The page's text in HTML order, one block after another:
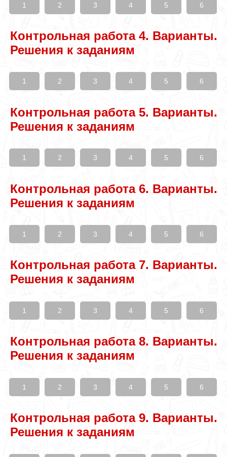
1 2 3 4 5 6
Контрольная работа 4. Варианты.
Решения к заданиям
1 2 3 4 5 6
Контрольная работа 5. Варианты.
Решения к заданиям
1 2 3 4 5 6
Контрольная работа 6. Варианты.
Решения к заданиям
1 2 3 4 5 6
Контрольная работа 7. Варианты.
Решения к заданиям
1 2 3 4 5 6
Контрольная работа 8. Варианты.
Решения к заданиям
1 2 3 4 5 6
Контрольная работа 9. Варианты.
Решения к заданиям